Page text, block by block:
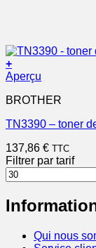
+
Aperçu
BROTHER
TN3390 – toner
137,86 € TTC
Filtrer par tarif
Prix
min
Qui nous